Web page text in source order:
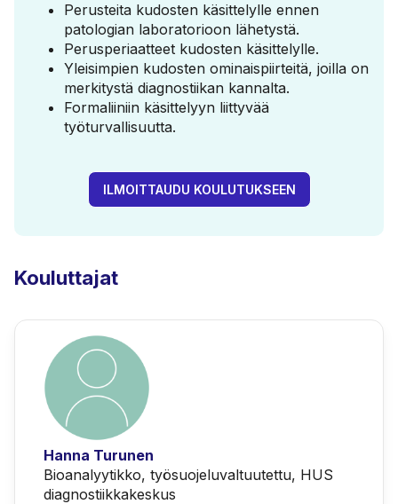
Perusteita kudosten käsittelylle ennen
patologian laboratorioon lähetystä.
Perusperiaatteet kudosten käsittelylle.
Yleisimpien kudosten ominaispiirteitä, joilla on
merkitystä diagnostiikan kannalta.
Formaliiniin käsittelyyn liittyvää
työturvallisuutta.
ILMOITTAUDU KOULUTUKSEEN
Kouluttajat
Hanna Turunen
Bioanalyytikko, työsuojeluvaltuutettu, HUS
diagnostiikkakeskus